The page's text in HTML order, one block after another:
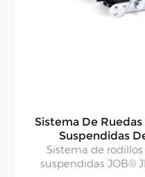
Sistema De
Suspendidas
Resistencia, Rodillo
Sistema de
suspendidas JOB®